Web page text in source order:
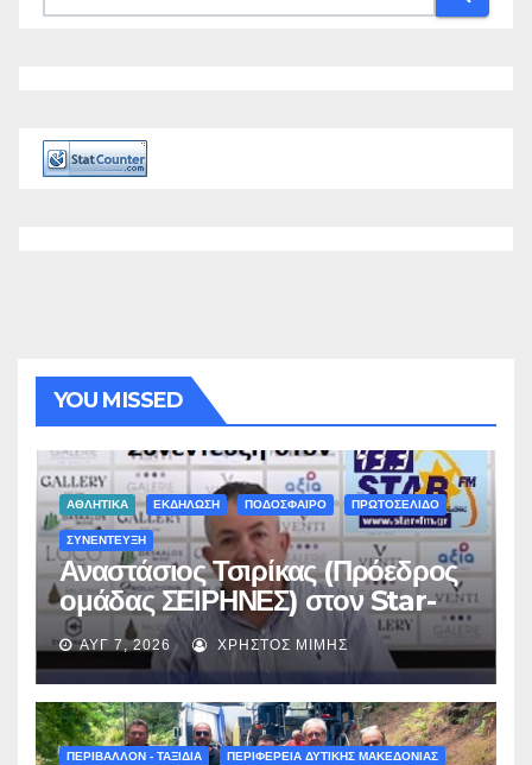
YOU MISSED
ΑΘΛΗΤΙΚΑ ΕΚΔΗΛΩΣΗ ΠΟΔΟΣΦΑΙΡΟ ΠΡΩΤΟΣΕΛΙΔΟ
ΣΥΝΕΝΤΕΥΞΗ
Αναστάσιος Τσιρίκας (Πρόεδρος
ομάδας ΣΕΙΡΗΝΕΣ) στον Star-
fm 93.3: «Το όνειρο έγινε
πραγματικότητα – Σας
περιμένουμε όλους το Σάββατο
στη Μυρσίνα Γρεβενών !» –
(audio)
ΑΥΓ 7, 2026 ΧΡΉΣΤΟΣ ΜΊΜΗΣ
ΠΕΡΙΒΑΛΛΟΝ - ΤΑΞΙΔΙΑ ΠΕΡΙΦΕΡΕΙΑ ΔΥΤΙΚΗΣ ΜΑΚΕΔΟΝΙΑΣ